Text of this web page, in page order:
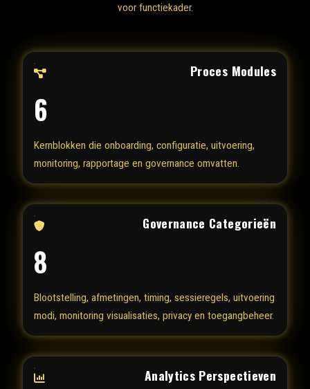
voor functiekader.
Proces Modules
6
Kernblokken die onboarding, configuratie, uitvoering,
monitoring, rapportage en governance omvatten.
Governance Categorieën
8
Blootstelling, afmetingen, timing, sessieregels, uitvoering
modi, monitoring visualisaties, privacy en toegangbeheer.
Analytics Perspectieven